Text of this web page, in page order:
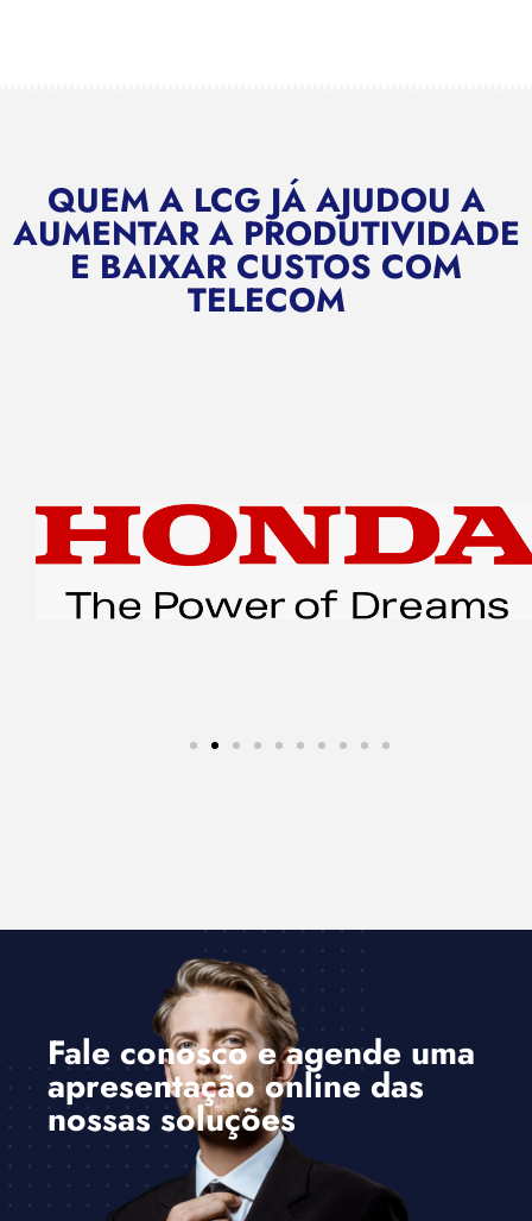
QUEM A LCG JÁ AJUDOU A
AUMENTAR A PRODUTIVIDADE
E BAIXAR CUSTOS COM
TELECOM
Fale conosco e agende uma
apresentação online das
nossas soluções